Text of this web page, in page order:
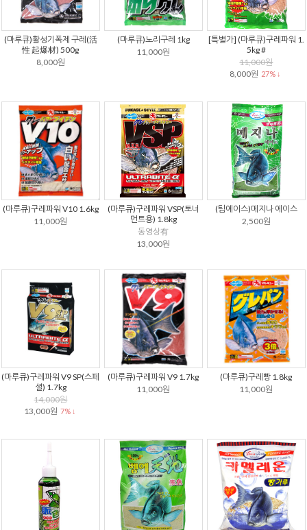
(마루큐)활성기폭제 구레(活
性 起爆材) 500g
8,000원
(마루큐)노리구레 1kg
11,000원
[특별가] (마루큐)구레파워 1.
5kg #
11,000원
8,000원 27% ↓
(마루큐)구레파워 V10 1.6kg
11,000원
(마루큐)구레파워 VSP(토너
먼트용) 1.8kg
동영상有
13,000원
(팀에이스)메지나 에이스
2,500원
(마루큐)구레파워 V9 SP(스페
셜) 1.7kg
14,000원
13,000원 7% ↓
(마루큐)구레파워 V9 1.7kg
11,000원
(마루큐)구레빵 1.8kg
11,000원